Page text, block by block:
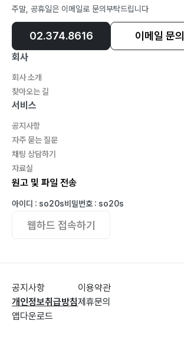
주말, 공휴일은 이메일로 문의부탁드립니다
02.374.8616 이메일 문의
회사
회사 소개
찾아오는 길
서비스
공지사항
자주 묻는 질문
채팅 상담하기
자료실
원고 및 파일 전송
아이디 : so20s비밀번호 : so20s
웹하드 접속하기
공지사항
개인정보취급방침
앱다운로드
이용약관
제휴문의